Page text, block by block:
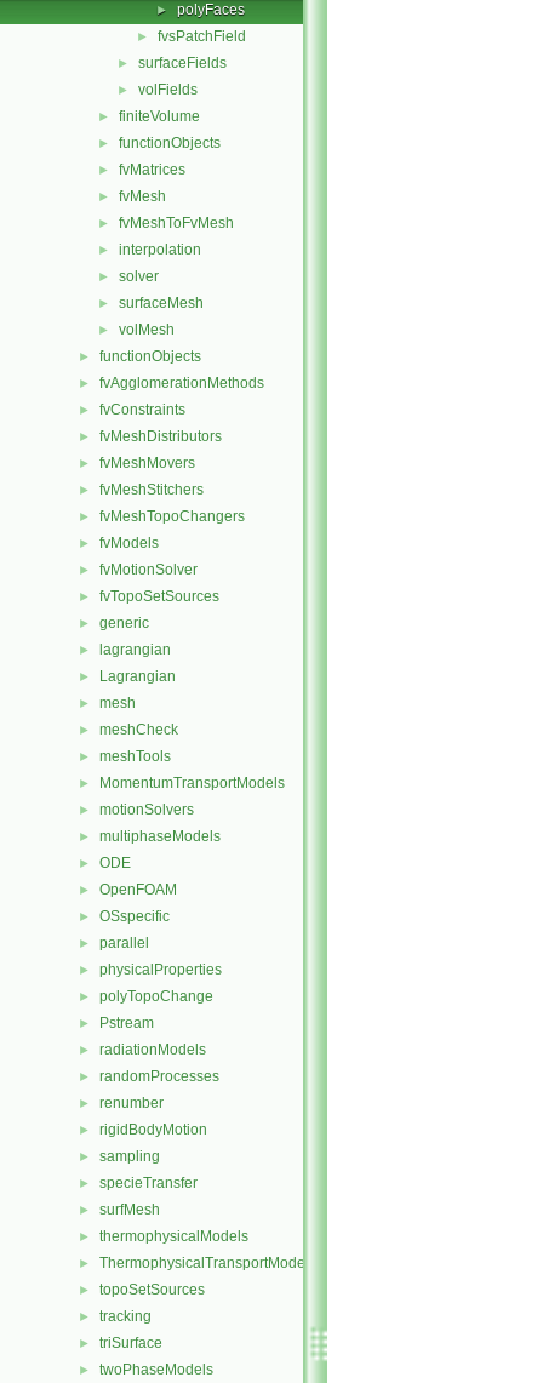
► polyFaces
► fvsPatchField
► surfaceFields
► volFields
► finiteVolume
► functionObjects
► fvMatrices
► fvMesh
► fvMeshToFvMesh
► interpolation
► solver
► surfaceMesh
► volMesh
► functionObjects
► fvAgglomerationMethods
► fvConstraints
► fvMeshDistributors
► fvMeshMovers
► fvMeshStitchers
► fvMeshTopoChangers
► fvModels
► fvMotionSolver
► fvTopoSetSources
► generic
► lagrangian
► Lagrangian
► mesh
► meshCheck
► meshTools
► MomentumTransportModels
► motionSolvers
► multiphaseModels
► ODE
► OpenFOAM
► OSspecific
► parallel
► physicalProperties
► polyTopoChange
► Pstream
► radiationModels
► randomProcesses
► renumber
► rigidBodyMotion
► sampling
► specieTransfer
► surfMesh
► thermophysicalModels
► ThermophysicalTransportModels
► topoSetSources
► tracking
► triSurface
► twoPhaseModels